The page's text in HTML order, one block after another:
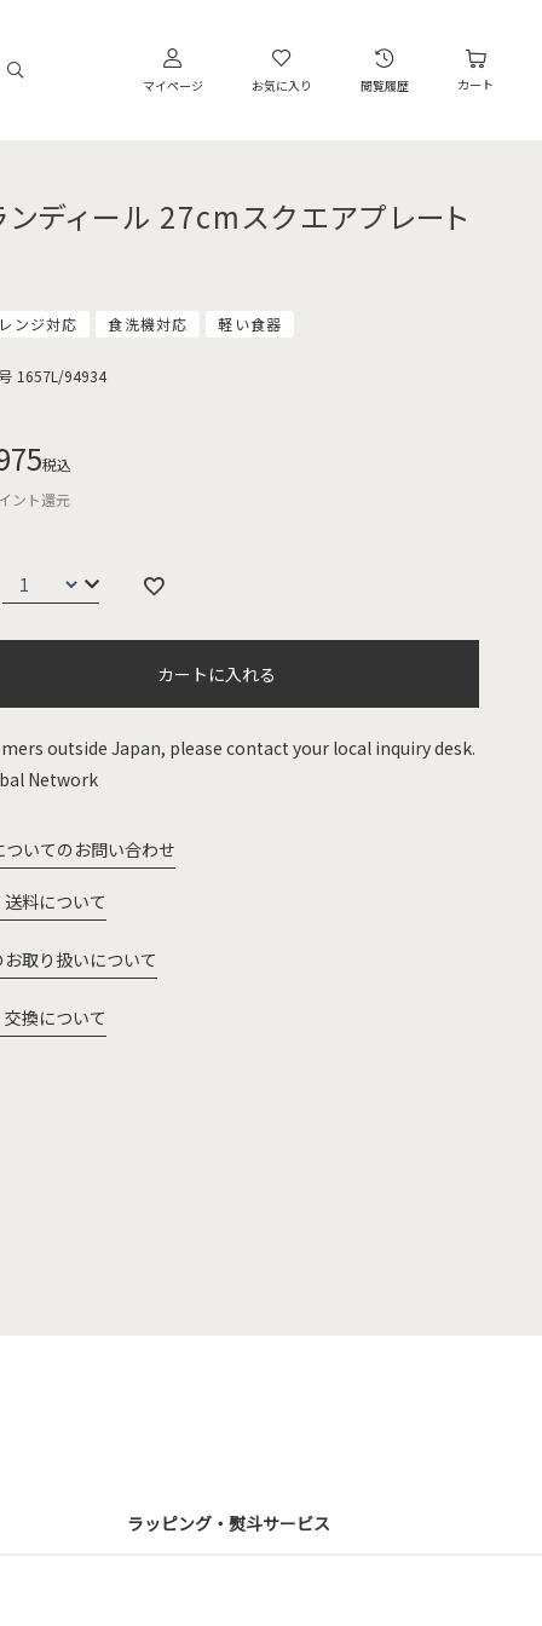
マイページ お気に入り 閲覧履歴 カート
ンディール 27cmスクエアプレート
ンジ対応 食洗機対応 軽い食器
1657L/94934
税込
ント還元
カートに入れる
outside Japan, please contact your local inquiry desk.
Network
ついてのお問い合わせ
料について
お取り扱いについて
換について
ラッピング・熨斗サービス